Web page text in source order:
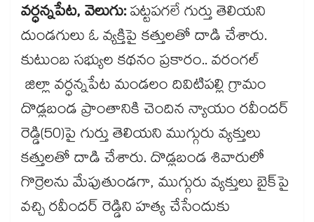
వర్ధన్నపేట, వెలుగు:పట్టపగలే గుర్తు తెలియని
దుండగులు ఓ వ్యక్తిపై కత్తులతో దాడి చేశారు.
కుటుంబ సభ్యుల కథనం ప్రకారం.. వరంగల్
జిల్లా వర్ధన్నపేట మండలం దివిటిపల్లి గ్రామం
దొడ్లబండ ప్రాంతానికి చెందిన న్యాయం రవీందర్
రెడ్డి(50)పై గుర్తు తెలియని ముగ్గురు వ్యక్తులు
కత్తులతో దాడి చేశారు. దొడ్లబండ శివారులో
గొర్రెలను మేపుతుండగా, ముగ్గురు వ్యక్తులు బైక్​పై
వచ్చి రవీందర్ రెడ్డిని హత్య చేసేందుకు